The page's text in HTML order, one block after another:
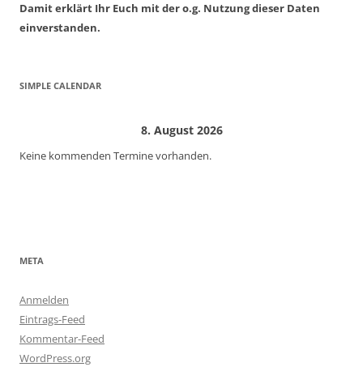
Damit erklärt Ihr Euch mit der o.g. Nutzung dieser Daten
einverstanden.
SIMPLE CALENDAR
8. August 2026
Keine kommenden Termine vorhanden.
META
Anmelden
Eintrags-Feed
Kommentar-Feed
WordPress.org